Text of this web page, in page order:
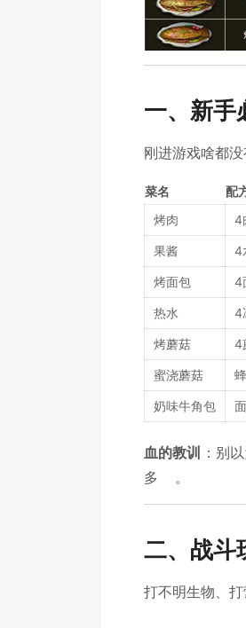
一、新手
刚进游戏啥都
菜名 配
烤肉
4
果酱 4
烤面包 4
热水 4
烤蘑菇 4
蜜浇蘑菇
奶味牛角包
血的教训 ：别
多
。
二、战斗
打不明生物、